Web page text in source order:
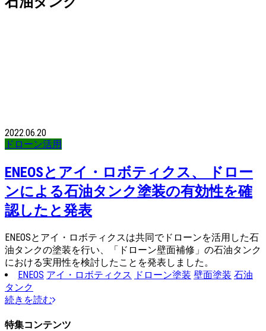
2022.06.20
ドローン活用
ENEOSとアイ・ロボティクス、 ドロー
ンによる石油タンク塗装の有効性を確
認したと発表
ENEOSとアイ・ロボティクスは共同でドローンを活用した石
油タンクの塗装を行い、「ドローン壁面補修」の石油タンク
における実用性を検討したことを発表しました。
ENEOS アイ・ロボティクス ドローン塗装 壁面塗装 石油
タンク
続きを読む
特集コンテンツ